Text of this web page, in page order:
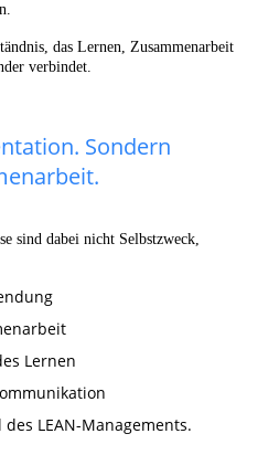
das Lernen, Zusammenarbeit
verbindet.
Sondern
sind dabei nicht Selbstzweck,
Lernen
LEAN-Managements.